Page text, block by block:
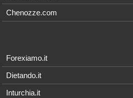
Chenozze.com
Forexiamo.it
Dietando.it
Inturchia.it